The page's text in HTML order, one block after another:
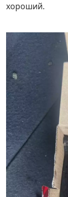
хороший.